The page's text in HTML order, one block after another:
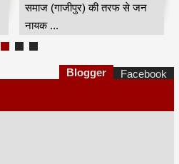
वेल्फेयर सोसायटी(रजि) की तरफ से
...
Blogger Facebook